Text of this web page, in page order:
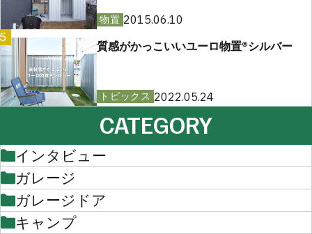
物置 2015.06.10
質感がかっこいいユーロ物置®︎シルバー
トピックス 2022.05.24
CATEGORY
インタビュー
ガレージ
ガレージドア
キャンプ